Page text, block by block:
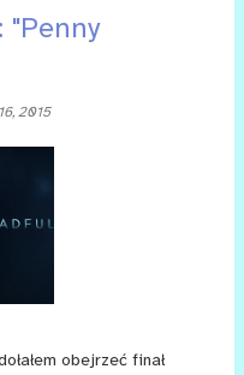
10 lat) nie był szczególnie
żeby trafić na „Nową
VHS i nie oglądałem
w sumie historia o wiele
2015
obejrzeć finał